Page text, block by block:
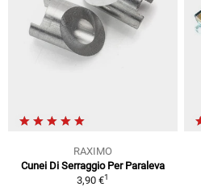
RAXIMO
Cunei Di Serraggio Per Paraleva
3,90 €1